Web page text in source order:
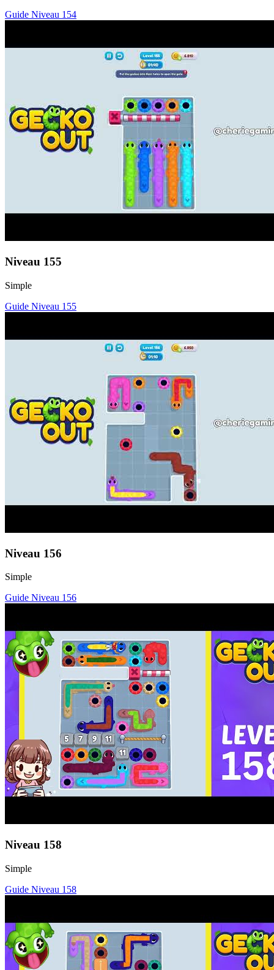
Guide Niveau 154
Niveau 155
Simple
Guide Niveau 155
Niveau 156
Simple
Guide Niveau 156
Niveau 158
Simple
Guide Niveau 158